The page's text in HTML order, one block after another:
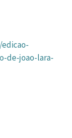
de-joao-lara-